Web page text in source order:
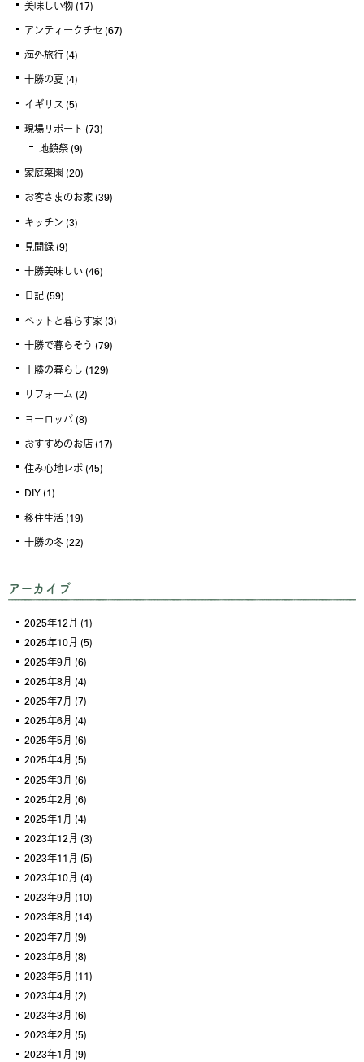
美味しい物 (17)
アンティークチセ (67)
海外旅行 (4)
十勝の夏 (4)
イギリス (5)
現場リポート (73)
地鎮祭 (9)
家庭菜園 (20)
お客さまのお家 (39)
キッチン (3)
見聞録 (9)
十勝美味しい (46)
日記 (59)
ペットと暮らす家 (3)
十勝で暮らそう (79)
十勝の暮らし (129)
リフォーム (2)
ヨーロッパ (8)
おすすめのお店 (17)
住み心地レポ (45)
DIY (1)
移住生活 (19)
十勝の冬 (22)
アーカイブ
2025年12月 (1)
2025年10月 (5)
2025年9月 (6)
2025年8月 (4)
2025年7月 (7)
2025年6月 (4)
2025年5月 (6)
2025年4月 (5)
2025年3月 (6)
2025年2月 (6)
2025年1月 (4)
2023年12月 (3)
2023年11月 (5)
2023年10月 (4)
2023年9月 (10)
2023年8月 (14)
2023年7月 (9)
2023年6月 (8)
2023年5月 (11)
2023年4月 (2)
2023年3月 (6)
2023年2月 (5)
2023年1月 (9)